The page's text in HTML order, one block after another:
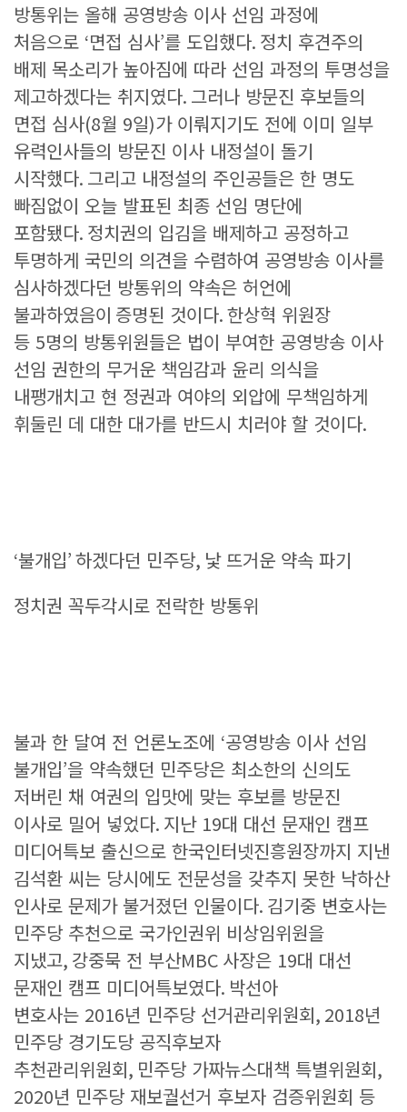
방통위는 올해 공영방송 이사 선임 과정에
처음으로 ‘면접 심사’를 도입했다. 정치 후견주의
배제 목소리가 높아짐에 따라 선임 과정의 투명성을
제고하겠다는 취지였다. 그러나 방문진 후보들의
면접 심사(8월 9일)가 이뤄지기도 전에 이미 일부
유력인사들의 방문진 이사 내정설이 돌기
시작했다. 그리고 내정설의 주인공들은 한 명도
빠짐없이 오늘 발표된 최종 선임 명단에
포함됐다. 정치권의 입김을 배제하고 공정하고
투명하게 국민의 의견을 수렴하여 공영방송 이사를
심사하겠다던 방통위의 약속은 허언에
불과하였음이 증명된 것이다.한상혁 위원장
등 5명의 방통위원들은 법이 부여한 공영방송 이사
선임 권한의 무거운 책임감과 윤리 의식을
내팽개치고 현 정권과 여야의 외압에 무책임하게
휘둘린 데 대한 대가를 반드시 치러야 할 것이다.
‘불개입’하겠다던 민주당, 낯 뜨거운 약속 파기
정치권 꼭두각시로 전락한 방통위
불과 한 달여 전 언론노조에 ‘공영방송 이사 선임
불개입’을 약속했던 민주당은 최소한의 신의도
저버린 채 여권의 입맛에 맞는 후보를 방문진
이사로 밀어 넣었다. 지난 19대 대선 문재인 캠프
미디어특보 출신으로 한국인터넷진흥원장까지 지낸
김석환 씨는 당시에도 전문성을 갖추지 못한 낙하산
인사로 문제가 불거졌던 인물이다. 김기중 변호사는
민주당 추천으로 국가인권위 비상임위원을
지냈고, 강중묵 전 부산MBC 사장은 19대 대선
문재인 캠프 미디어특보였다. 박선아
변호사는 2016년 민주당 선거관리위원회, 2018년
민주당 경기도당 공직후보자
추천관리위원회, 민주당 가짜뉴스대책 특별위원회,
2020년 민주당 재보궐선거 후보자 검증위원회 등